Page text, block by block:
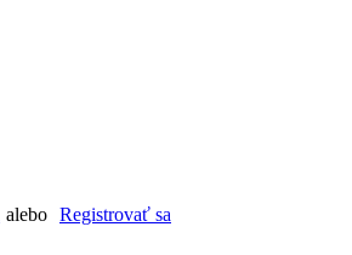
alebo Registrovať sa